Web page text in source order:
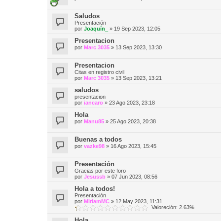
Saludos
Presentación
por Joaquín_ » 19 Sep 2023, 12:05
Presentacion
por Marc 3035 » 13 Sep 2023, 13:30
Presentacion
Citas en registro civil
por Marc 3035 » 13 Sep 2023, 13:21
saludos
presentacion
por iancaro » 23 Ago 2023, 23:18
Hola
por Manu85 » 25 Ago 2023, 20:38
Buenas a todos
por vazke98 » 16 Ago 2023, 15:45
Presentación
Gracias por este foro
por Jesussb » 07 Jun 2023, 08:56
Hola a todos!
Presentación
por MiriamMC » 12 May 2023, 11:31
Valoreción: 2.63%